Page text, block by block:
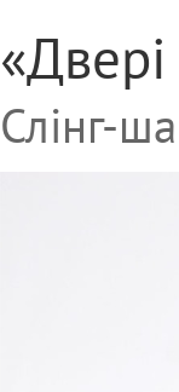
Слінг-